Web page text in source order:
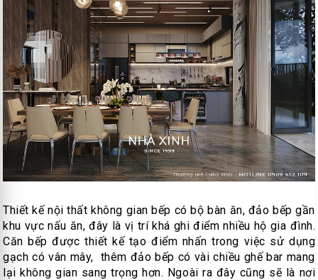
Thiết kế nội thất không gian bếp có bộ bàn ăn, đảo bếp gần
khu vực nấu ăn, đây là vị trí khá ghi điểm nhiều hộ gia đình.
Căn bếp được thiết kế tạo điểm nhấn trong việc sử dụng
gạch có vân mây, thêm đảo bếp có vài chiều ghế bar mang
lại không gian sang trọng hơn. Ngoài ra đây cũng sẽ là nơi